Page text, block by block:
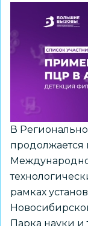
В
продолжается
рамках
Парка науки и